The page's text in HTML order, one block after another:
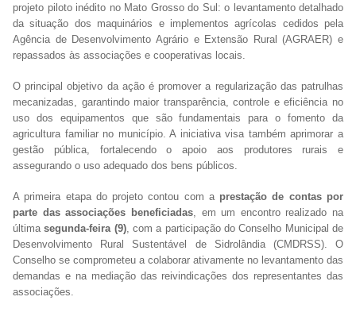
projeto piloto inédito no Mato Grosso do Sul: o levantamento detalhado
da situação dos maquinários e implementos agrícolas cedidos pela
Agência de Desenvolvimento Agrário e Extensão Rural (AGRAER) e
repassados às associações e cooperativas locais.
O principal objetivo da ação é promover a regularização das patrulhas
mecanizadas, garantindo maior transparência, controle e eficiência no
uso dos equipamentos que são fundamentais para o fomento da
agricultura familiar no município. A iniciativa visa também aprimorar a
gestão pública, fortalecendo o apoio aos produtores rurais e
assegurando o uso adequado dos bens públicos.
A primeira etapa do projeto contou com a prestação de contas por
parte das associações beneficiadas, em um encontro realizado na
últimasegunda-feira (9), com a participação do Conselho Municipal de
Desenvolvimento Rural Sustentável de Sidrolândia (CMDRSS). O
Conselho se comprometeu a colaborar ativamente no levantamento das
demandas e na mediação das reivindicações dos representantes das
associações.